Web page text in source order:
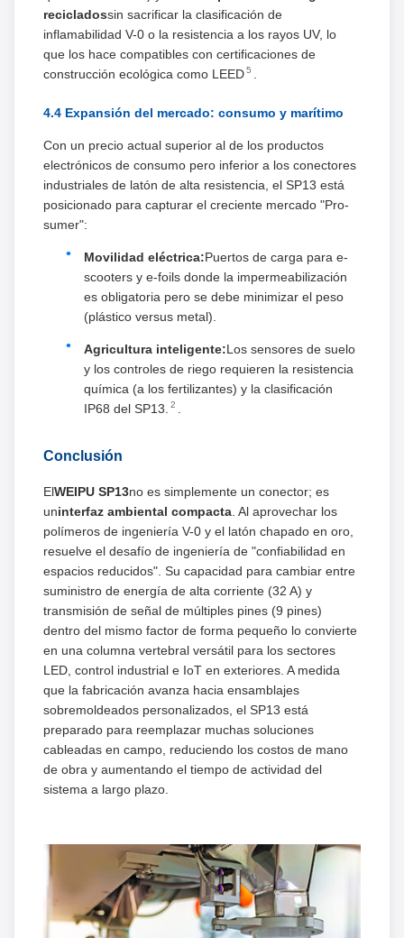
recicladossin sacrificar la clasificación de
inflamabilidad V-0 o la resistencia a los rayos UV, lo
que los hace compatibles con certificaciones de
construcción ecológica como LEED5
4.4 Expansión del mercado: consumo y marítimo
Con un precio actual superior al de los productos
electrónicos de consumo pero inferior a los conectores
industriales de latón de alta resistencia, el SP13 está
posicionado para capturar el creciente mercado "Pro-
sumer":
Movilidad eléctrica:Puertos de carga para e-
scooters y e-foils donde la impermeabilización
es obligatoria pero se debe minimizar el peso
(plástico versus metal).
Agricultura inteligente:Los sensores de suelo
y los controles de riego requieren la resistencia
química (a los fertilizantes) y la clasificación
IP68 del SP13.
2
Conclusión
ElWEIPU SP13no es simplemente un conector; es
uninterfaz ambiental compacta . Al aprovechar los
polímeros de ingeniería V-0 y el latón chapado en oro,
resuelve el desafío de ingeniería de "confiabilidad en
espacios reducidos". Su capacidad para cambiar entre
suministro de energía de alta corriente (32 A) y
transmisión de señal de múltiples pines (9 pines)
dentro del mismo factor de forma pequeño lo convierte
en una columna vertebral versátil para los sectores
LED, control industrial e IoT en exteriores. A medida
que la fabricación avanza hacia ensamblajes
sobremoldeados personalizados, el SP13 está
preparado para reemplazar muchas soluciones
cableadas en campo, reduciendo los costos de mano
de obra y aumentando el tiempo de actividad del
sistema a largo plazo.